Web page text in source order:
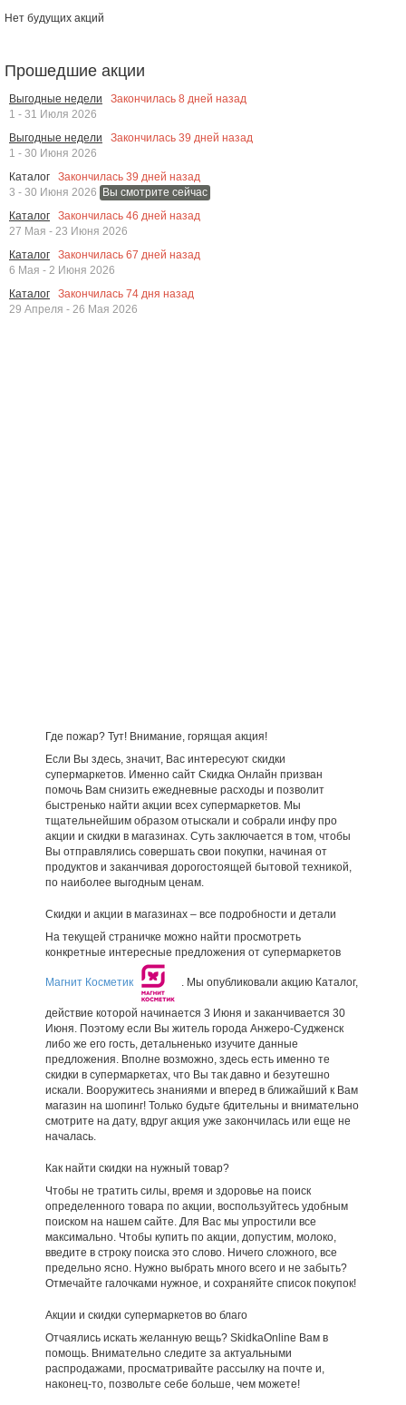
Нет будущих акций
Прошедшие акции
Выгодные недели Закончилась 8 дней назад
1 - 31 Июля 2026
Выгодные недели
Закончилась 39 дней назад
1 - 30 Июня 2026
Каталог
Закончилась 39 дней назад
3 - 30 Июня 2026
Вы смотрите сейчас
Каталог
Закончилась 46 дней назад
27 Мая - 23 Июня 2026
Каталог
Закончилась 67 дней назад
6 Мая - 2 Июня 2026
Каталог
Закончилась 74 дня назад
29 Апреля - 26 Мая 2026
Где пожар? Тут! Внимание, горящая акция!
Если Вы здесь, значит, Вас интересуют скидки
супермаркетов. Именно сайт Скидка Онлайн призван
помочь Вам снизить ежедневные расходы и позволит
быстренько найти акции всех супермаркетов. Мы
тщательнейшим образом отыскали и собрали инфу про
акции и скидки в магазинах. Суть заключается в том, чтобы
Вы отправлялись совершать свои покупки, начиная от
продуктов и заканчивая дорогостоящей бытовой техникой,
по наиболее выгодным ценам.
Скидки и акции в магазинах – все подробности и детали
На текущей страничке можно найти просмотреть
конкретные интересные предложения от супермаркетов
Магнит Косметик . Мы опубликовали акцию Каталог,
действие которой начинается 3 Июня и заканчивается 30
Июня. Поэтому если Вы житель города Анжеро-Судженск
либо же его гость, детальненько изучите данные
предложения. Вполне возможно, здесь есть именно те
скидки в супермаркетах, что Вы так давно и безутешно
искали. Вооружитесь знаниями и вперед в ближайший к Вам
магазин на шопинг! Только будьте бдительны и внимательно
смотрите на дату, вдруг акция уже закончилась или еще не
началась.
Как найти скидки на нужный товар?
Чтобы не тратить силы, время и здоровье на поиск
определенного товара по акции, воспользуйтесь удобным
поиском на нашем сайте. Для Вас мы упростили все
максимально. Чтобы купить по акции, допустим, молоко,
введите в строку поиска это слово. Ничего сложного, все
предельно ясно. Нужно выбрать много всего и не забыть?
Отмечайте галочками нужное, и сохраняйте список покупок!
Акции и скидки супермаркетов во благо
Отчаялись искать желанную вещь? SkidkaOnline Вам в
помощь. Внимательно следите за актуальными
распродажами, просматривайте рассылку на почте и,
наконец-то, позвольте себе больше, чем можете!